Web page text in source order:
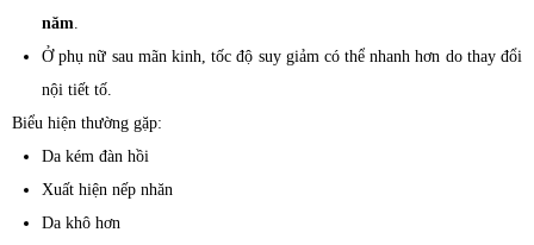
năm
Ở phụ nữ sau mãn kinh, tốc độ suy giảm có thể nhanh hơn do thay đổi
nội tiết tố.
Biểu hiện thường gặp:
Da kém đàn hồi
Xuất hiện nếp nhăn
Da khô hơn